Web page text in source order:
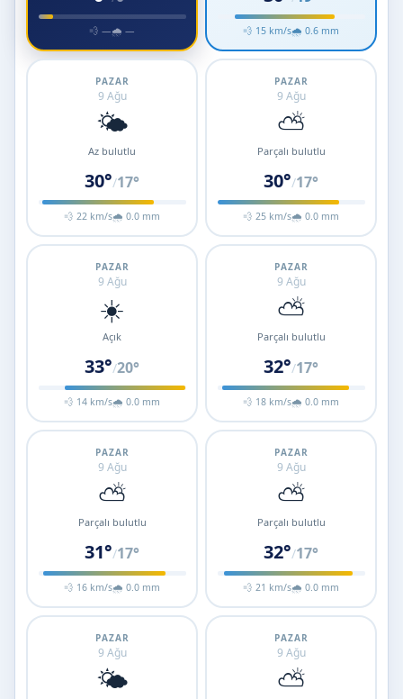
💨 —🌧 — 💨 15 km/s🌧 0.6 mm
PAZAR
9 Ağu
🌤️
Az bulutlu
30°/17°
💨 22 km/s🌧 0.0 mm
PAZAR
9 Ağu
⛅
Parçalı bulutlu
30°/17°
💨 25 km/s🌧 0.0 mm
PAZAR
9 Ağu
☀️
Açık
33°/20°
💨 14 km/s🌧 0.0 mm
PAZAR
9 Ağu
⛅
Parçalı bulutlu
32°/17°
💨 18 km/s🌧 0.0 mm
PAZAR
9 Ağu
⛅
Parçalı bulutlu
31°/17°
💨 16 km/s🌧 0.0 mm
PAZAR
9 Ağu
⛅
Parçalı bulutlu
32°/17°
💨 21 km/s🌧 0.0 mm
PAZAR
9 Ağu
🌤️
PAZAR
9 Ağu
⛅